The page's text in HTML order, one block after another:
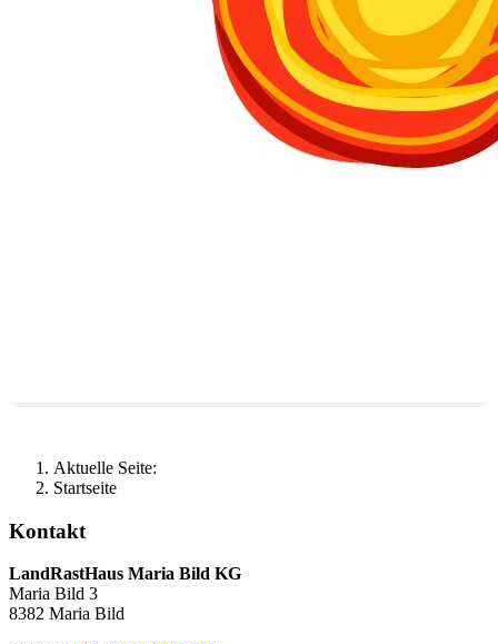
Aktuelle Seite:
Startseite
Kontakt
LandRastHaus Maria Bild KG
Maria Bild 3
8382 Maria Bild